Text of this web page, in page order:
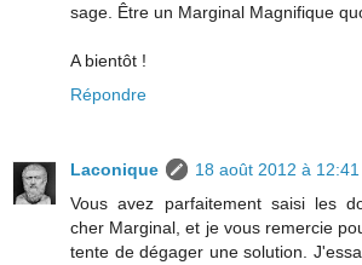
sage. Être un Marginal Magnifique
A bientôt !
Répondre
Laconique
18 août 2012 à 12:41
Vous avez parfaitement saisi les
cher Marginal, et je vous remercie
tente de dégager une solution.